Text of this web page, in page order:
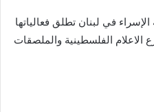
في لبنان تطلق فعالياتها
الاعلام الفلسطينية والملصقات